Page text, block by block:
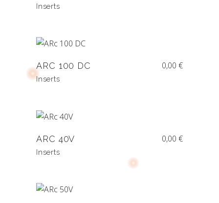
Inserts
ARC 100 DC 0,00 €
Inserts
ARC 40V 0,00 €
Inserts